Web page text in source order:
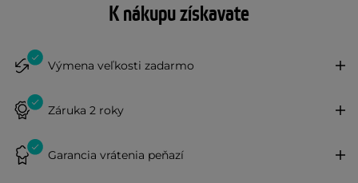
K nákupu získavate
Výmena veľkosti zadarmo
Záruka 2 roky
Garancia vrátenia peňazí